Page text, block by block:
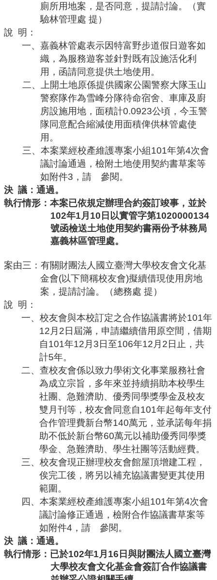
廁所用地案，是否同意，提請討論。（實
驗林管理處 提）
說 明：
一、嘉義林管處表示因特富野步道假日遊客如
織，為服務遊客並針對既有設施活化利
用，函請同意提供土地使用。
二、上開土地原係提供國家公園警察大隊玉山
警察隊作為雪峰分隊待命宿舍、車庫及廚
房設施用地，面積計0.0923公頃，今玉警
隊同意配合縮減使用面積俾供林管處使
用。
三、本案業經校產維護專案小組 101年第4次會
議討論通過，檢附土地使用契約書草案等
如附件3 ，請 參閱。
決 議：通過。
執行情形：本案已依規定辦理合約簽訂竣事，並於
102年1月 10 日以實管字第1020000134
號函檢送土地使用契約書兩份予林務局
嘉義林區管理處。
案由三：有關財團法人國立臺灣大學校友會文化基
金會(以下簡稱校友會)擬續借現使用房地
案，提請討論。（總務處 提）
說 明：
一、校友會與本校訂定之合作協議書將於101年
12 月 2 日屆滿，申請繼續借用原空間，借期
自101年12 月 3 日至106年12 月 2 日止，共
計5年。
二、查校友會係以致力學術文化事業服務社會
為成立宗旨，多年來並持續捐助本校學生
社團、急難濟助、優秀同學獎學金及校友
雙月刊等，校友會同意自101年起每年支付
合作管理費新台幣140萬元，並承諾每年捐
助不低於新台幣60萬元以補助優秀同學獎
學金、急難濟助、學生社團等活動經費。
三、校友會現正辦理校友會館屋頂增建工程，
俟完工後，將另以補充協議書變更其使用
範圍。
四、本案業經校產維護專案小組 101年第4次會
議討論修正通過，檢附合作協議書草案等
如附件4 ，請 參閱。
決 議：通過。
執行情形：已於102年1月 16 日與財團法人國立臺灣
大學校友會文化基金會簽訂合作協議書